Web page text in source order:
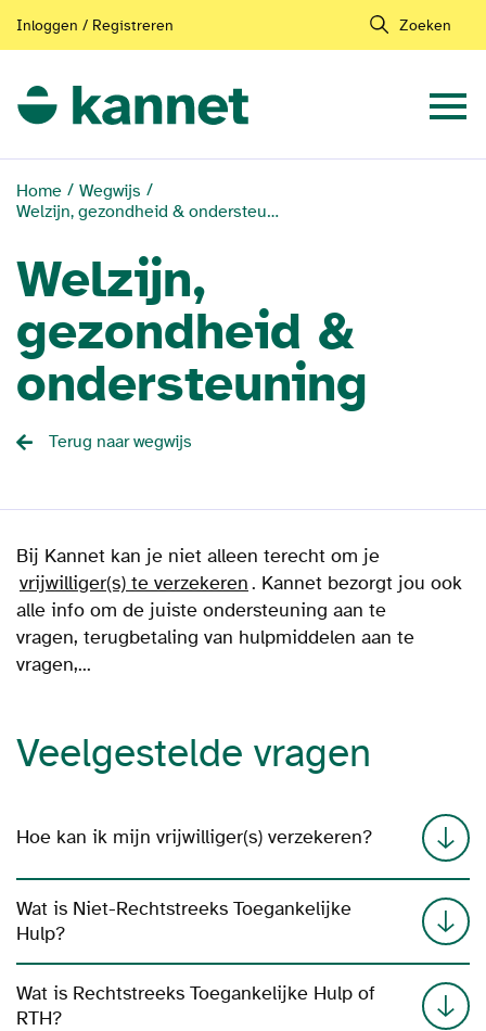
Inloggen / Registreren Zoeken
Home
Wegwijs
Welzijn, gezondheid & ondersteuning
Welzijn,
gezondheid &
ondersteuning
Terug naar wegwijs
Bij Kannet kan je niet alleen terecht om je
vrijwilliger(s) te verzekeren. Kannet bezorgt jou ook
alle info om de juiste ondersteuning aan te
vragen, terugbetaling van hulpmiddelen aan te
vragen,...
Veelgestelde vragen
Hoe kan ik mijn vrijwilliger(s) verzekeren?
Wat is Niet-Rechtstreeks Toegankelijke
Hulp?
Wat is Rechtstreeks Toegankelijke Hulp of
RTH?